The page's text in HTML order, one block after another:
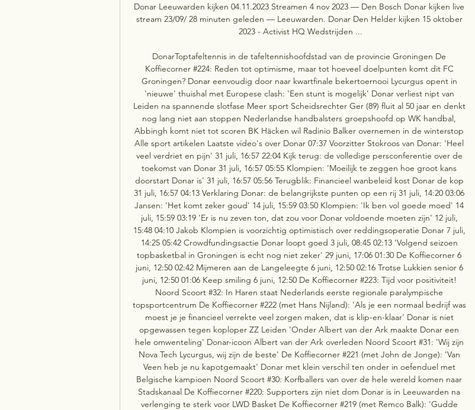
Donar Leeuwarden kijken 04.11.2023 Streamen 4 nov 2023 — Den Bosch Donar kijken live
stream 23/09/ 28 minuten geleden — Leeuwarden. Donar Den Helder kijken 15 oktober
2023 - Activist HQ Wedstrijden ...
DonarToptafeltennis in de tafeltennishoofdstad van de provincie Groningen De
Koffiecorner #224: Reden tot optimisme, maar tot hoeveel doelpunten komt dit FC
Groningen? Donar eenvoudig door naar kwartfinale bekertoernooi Lycurgus opent in
'nieuwe' thuishal met Europese clash: 'Een stunt is mogelijk' Donar verliest nipt van
Leiden na spannende slotfase Meer sport Scheidsrechter Ger (89) fluit al 50 jaar en denkt
nog lang niet aan stoppen Nederlandse handbalsters groepshoofd op WK handbal,
Abbingh komt niet tot scoren BK Häcken wil Radinio Balker overnemen in de winterstop
Alle sport artikelen Laatste video's over Donar 07:37 Voorzitter Stokroos van Donar: 'Heel
veel verdriet en pijn' 31 juli, 16:57 22:04 Kijk terug: de volledige persconferentie over de
toekomst van Donar 31 juli, 16:57 05:55 Klompien: 'Moeilijk te zeggen hoe groot kans
doorstart Donar is' 31 juli, 16:57 05:56 Terugblik: Financieel wanbeleid kost Donar de kop
31 juli, 16:57 04:13 Verklaring Donar: de belangrijkste punten op een rij 31 juli, 14:20 03:06
Jansen: 'Het komt zeker goud' 14 juli, 15:59 03:50 Klompien: 'Ik ben vol goede moed' 14
juli, 15:59 03:19 'Er is nu zeven ton, dat zou voor Donar voldoende moeten zijn' 12 juli,
15:48 04:10 Jakob Klompien is voorzichtig optimistisch over reddingsoperatie Donar 7 juli,
14:25 05:42 Crowdfundingsactie Donar loopt goed 3 juli, 08:45 02:13 'Volgend seizoen
topbasketbal in Groningen is echt nog niet zeker' 29 juni, 17:06 01:30 De Koffiecorner 6
juni, 12:50 02:42 Mijmeren aan de Langeleegte 6 juni, 12:50 02:16 Trotse Lukkien senior 6
juni, 12:50 01:06 Keep smiling 6 juni, 12:50 De Koffiecorner #223: Tijd voor positiviteit!
Noord Scoort #32: In Haren staat Nederlands eerste regionale paralympische
topsportcentrum De Koffiecorner #222 (met Hans Nijland): 'Als je een normaal bedrijf was
moest je je financieel verrekte veel zorgen maken, dat is klip-en-klaar' Donar is niet
opgewassen tegen koploper ZZ Leiden 'Onder Albert van der Ark maakte Donar een
hele omwenteling' Donar-icoon Albert van der Ark overleden Noord Scoort #31: 'Wij zijn
Nova Tech Lycurgus, wij zijn de beste' De Koffiecorner #221 (met John de Jonge): 'Van
Veen heb je nu kapotgemaakt' Donar met klein verschil ten onder in oefenduel met
Belgische kampioen Noord Scoort #30: Korfballers van over de hele wereld komen naar
Stadskanaal De Koffiecorner #220: Supporters zijn niet dom Donar is in Leeuwarden na
verlenging te sterk voor LWD Basket De Koffiecorner #219 (met Remco Balk): 'Gudde